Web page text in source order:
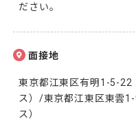
ださい。
面接地
東京都江東区有明1-5-22
ス）/東京都江東区東雲
ス）